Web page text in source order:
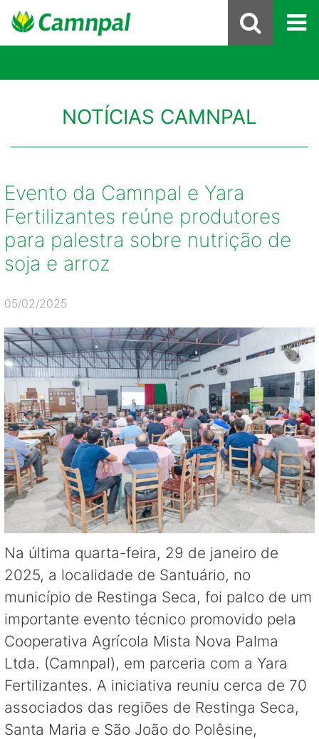
NOTÍCIAS CAMNPAL
Evento da Camnpal e Yara
Fertilizantes reúne produtores
para palestra sobre nutrição de
soja e arroz
05/02/2025
Na última quarta-feira, 29 de janeiro de
2025, a localidade de Santuário, no
município de Restinga Seca, foi palco de um
importante evento técnico promovido pela
Cooperativa Agrícola Mista Nova Palma
Ltda. (Camnpal), em parceria com a Yara
Fertilizantes. A iniciativa reuniu cerca de 70
associados das regiões de Restinga Seca,
Santa Maria e São João do Polêsine,